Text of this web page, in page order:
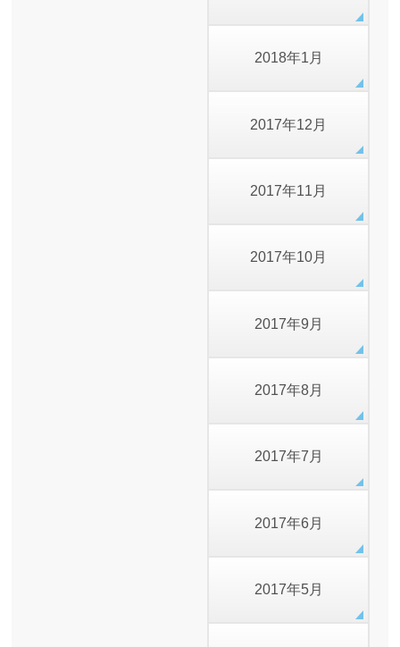
2018年1月
2017年12月
2017年11月
2017年10月
2017年9月
2017年8月
2017年7月
2017年6月
2017年5月